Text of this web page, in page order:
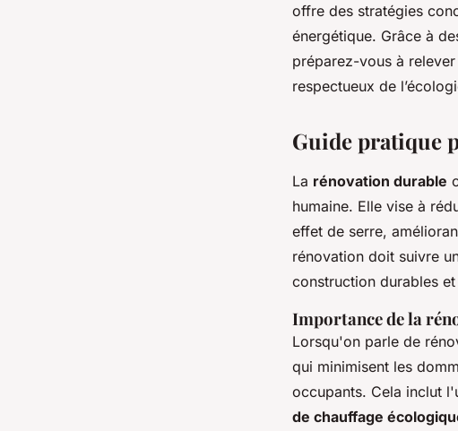
offre des stratégies
énergétique. Grâce à
préparez-vous à
respectueux de
Guide pratique
La rénovation durable
humaine. Elle vise à
effet de serre,
rénovation doit suivre
construction durables
Importance de la
Lorsqu'on parle de
qui minimisent les
occupants. Cela inclut
de chauffage